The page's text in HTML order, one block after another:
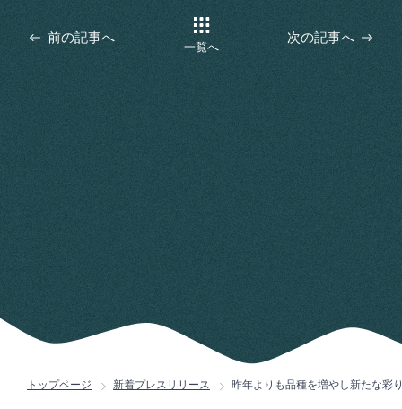
前の記事へ
一覧へ
次の記事へ
トップページ 新着プレスリリース 昨年よりも品種を増やし新たな彩